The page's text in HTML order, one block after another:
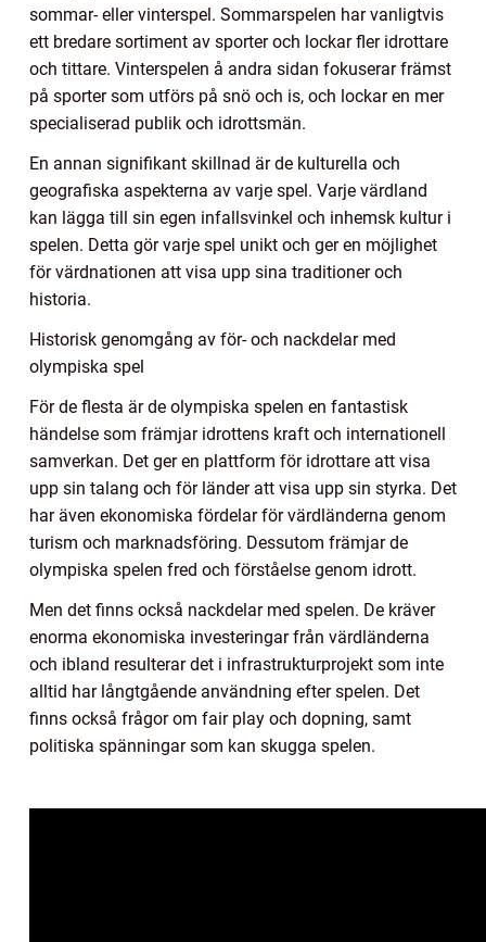
sommar- eller vinterspel. Sommarspelen har vanligtvis
ett bredare sortiment av sporter och lockar fler idrottare
och tittare. Vinterspelen å andra sidan fokuserar främst
på sporter som utförs på snö och is, och lockar en mer
specialiserad publik och idrottsmän.
En annan signifikant skillnad är de kulturella och
geografiska aspekterna av varje spel. Varje värdland
kan lägga till sin egen infallsvinkel och inhemsk kultur i
spelen. Detta gör varje spel unikt och ger en möjlighet
för värdnationen att visa upp sina traditioner och
historia.
Historisk genomgång av för- och nackdelar med
olympiska spel
För de flesta är de olympiska spelen en fantastisk
händelse som främjar idrottens kraft och internationell
samverkan. Det ger en plattform för idrottare att visa
upp sin talang och för länder att visa upp sin styrka. Det
har även ekonomiska fördelar för värdländerna genom
turism och marknadsföring. Dessutom främjar de
olympiska spelen fred och förståelse genom idrott.
Men det finns också nackdelar med spelen. De kräver
enorma ekonomiska investeringar från värdländerna
och ibland resulterar det i infrastrukturprojekt som inte
alltid har långtgående användning efter spelen. Det
finns också frågor om fair play och dopning, samt
politiska spänningar som kan skugga spelen.